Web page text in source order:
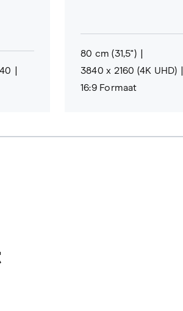
80 cm (31,5")
3840 x 2160 (4K UHD)
16:9 Formaat